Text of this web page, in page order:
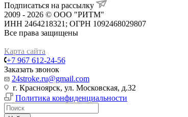
Подписаться на рассылку
2009 - 2026 © ООО "РИТМ"
ИНН 2464218321; ОГРН 1092468029807
Все права защищены
Карта сайта
+7 967 612-24-56
Заказать звонок
24stroke.ru@gmail.com
г. Красноярск, ул. Московская, д.32
Политика конфиденциальности